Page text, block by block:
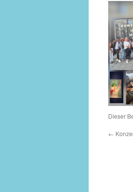
Dieser
←